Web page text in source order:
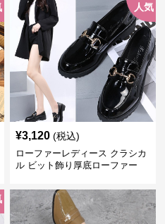
人気
¥3,120 (税込)
ローファーレディース クラシカ
ル ビット飾り厚底ローファー